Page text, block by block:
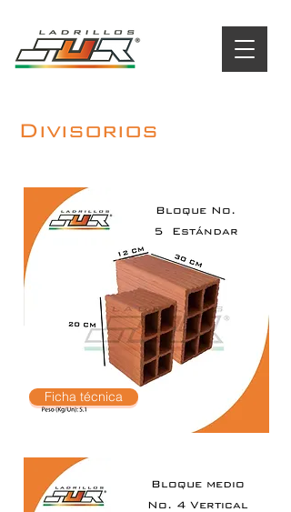
Divisorios
Ficha técnica
Bloque No.
5
Estándar
Bloque medio
No. 4 Vertical